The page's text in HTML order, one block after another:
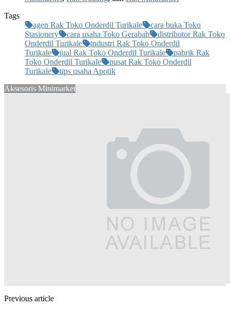
Tags
agen Rak Toko Onderdil Turikale
cara buka Toko
Stasionery
cara usaha Toko Gerabah
distributor Rak Toko
Onderdil Turikale
industri Rak Toko Onderdil
Turikale
jual Rak Toko Onderdil Turikale
pabrik Rak
Toko Onderdil Turikale
pusat Rak Toko Onderdil
Turikale
tips usaha Apotik
Aksesoris Minimarket
Previous article